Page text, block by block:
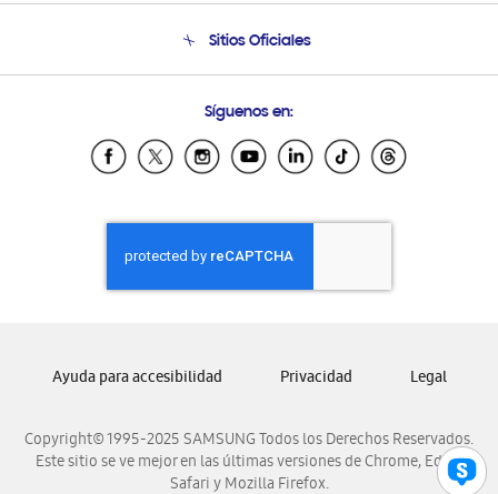
Soporte vía eMail
Sitios Oficiales
Samsung Ecuador
Samsung El Salvador
Samsung Honduras
Samsung Nicaragua
Samsung Panamá
Samsung Venezuela
Síguenos en:
Copyright© 1995-2025 SAMSUNG Todos los Derechos Reservados.
Este sitio se ve mejor en las últimas versiones de Chrome, Edge,
Safari y Mozilla Firefox.
Ayuda para accesibilidad Privacidad Legal